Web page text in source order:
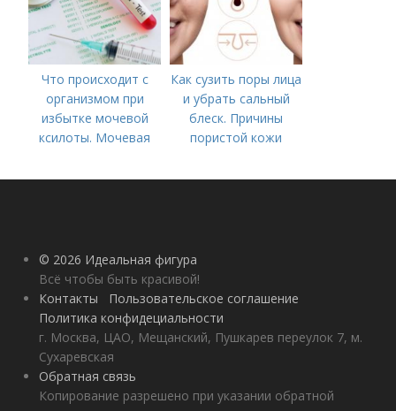
Что происходит с
организмом при
избытке мочевой
ксилоты. Мочевая
норма и отклонения
Как сузить поры лица
и убрать сальный
блеск. Причины
пористой кожи
© 2026 Идеальная фигура
Всё чтобы быть красивой!
Контакты
Пользовательское соглашение
Политика конфидециальности
г. Москва, ЦАО, Мещанский, Пушкарев переулок 7, м.
Сухаревская
Обратная связь
Копирование разрешено при указании обратной